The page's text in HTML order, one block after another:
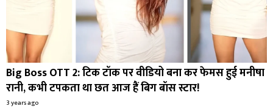
Big Boss OTT 2: टिक टॉक पर वीडियो बना कर फेमस हुई मनीषा
रानी, कभी टपकता था छत आज हैं बिग बॉस स्टार!
3 years ago